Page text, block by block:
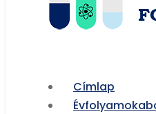
Címlap
Évfolyamok